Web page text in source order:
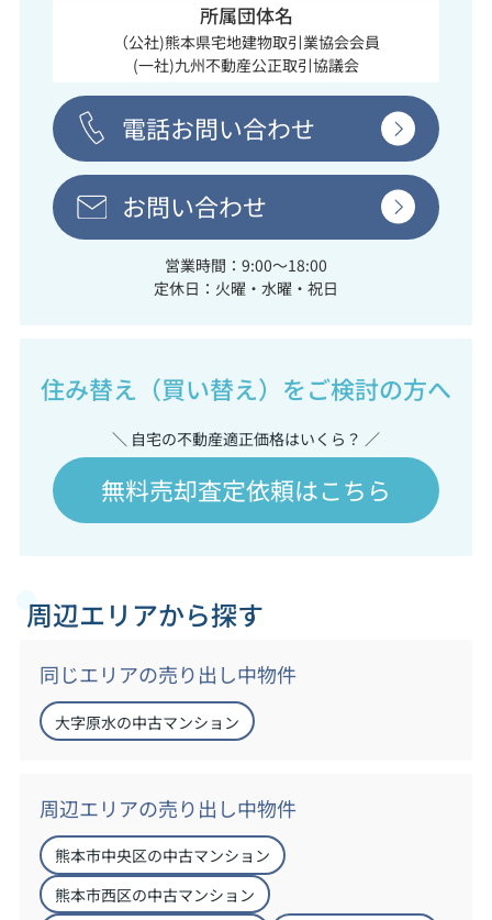
所属団体名
（公社)熊本県宅地建物取引業協会会員
(一社)九州不動産公正取引協議会
電話お問い合わせ
お問い合わせ
営業時間：9:00～18:00
定休日：火曜・水曜・祝日
住み替え（買い替え）をご検討の方へ
＼ 自宅の不動産適正価格はいくら？ ／
無料売却査定依頼はこちら
周辺エリアから探す
同じエリアの売り出し中物件
大字原水の中古マンション
周辺エリアの売り出し中物件
熊本市中央区の中古マンション
熊本市西区の中古マンション